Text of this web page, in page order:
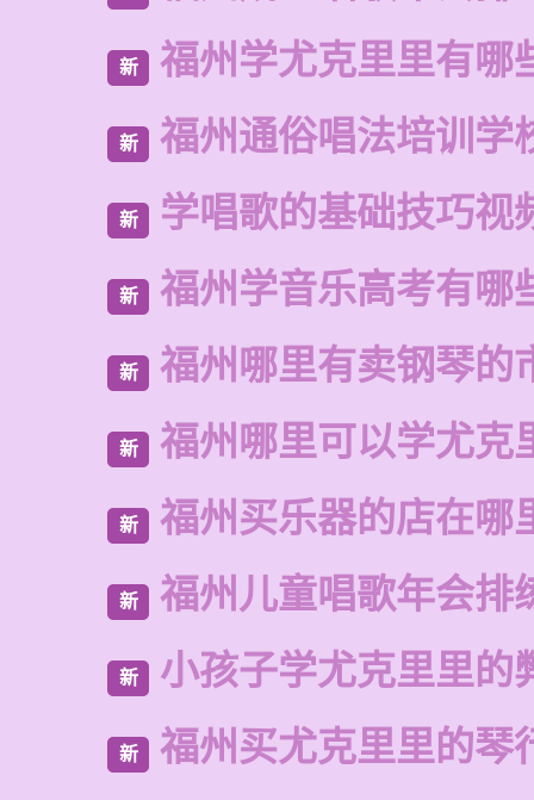
新 福州学尤克里里有哪
新 福州通俗唱法培训学
新 学唱歌的基础技巧视
新 福州学音乐高考有哪
新 福州哪里有卖钢琴的
新 福州哪里可以学尤克
新 福州买乐器的店在哪
新 福州儿童唱歌年会排
新 小孩子学尤克里里的
新 福州买尤克里里的琴